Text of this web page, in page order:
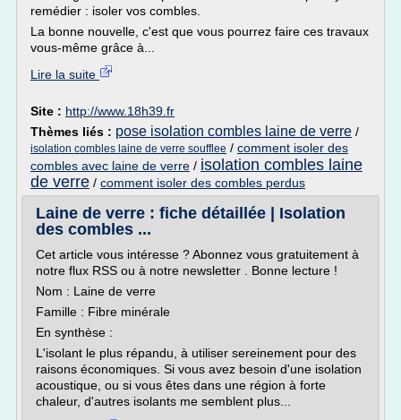
remédier : isoler vos combles.
La bonne nouvelle, c'est que vous pourrez faire ces travaux
vous-même grâce à...
Lire la suite
Site : http://www.18h39.fr
Thèmes liés : pose isolation combles laine de verre /
isolation combles laine de verre soufflee / comment isoler des
combles avec laine de verre / isolation combles laine
de verre / comment isoler des combles perdus
Laine de verre : fiche détaillée | Isolation
des combles ...
Cet article vous intéresse ? Abonnez vous gratuitement à
notre flux RSS ou à notre newsletter . Bonne lecture !
Nom : Laine de verre
Famille : Fibre minérale
En synthèse :
L'isolant le plus répandu, à utiliser sereinement pour des
raisons économiques. Si vous avez besoin d'une isolation
acoustique, ou si vous êtes dans une région à forte
chaleur, d'autres isolants me semblent plus...